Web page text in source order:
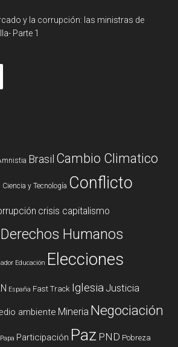
y la corrupción: las ministras de
Parte 1
Brasil Cambio Climatico
Ciencia y Tecnología Conflicto
crisis capitalismo
Derechos Humanos
Educación Elecciones
España Fast Track Iglesia Justicia
ambiente Mineria Negociación
Papa Participación Paz PND Pobreza